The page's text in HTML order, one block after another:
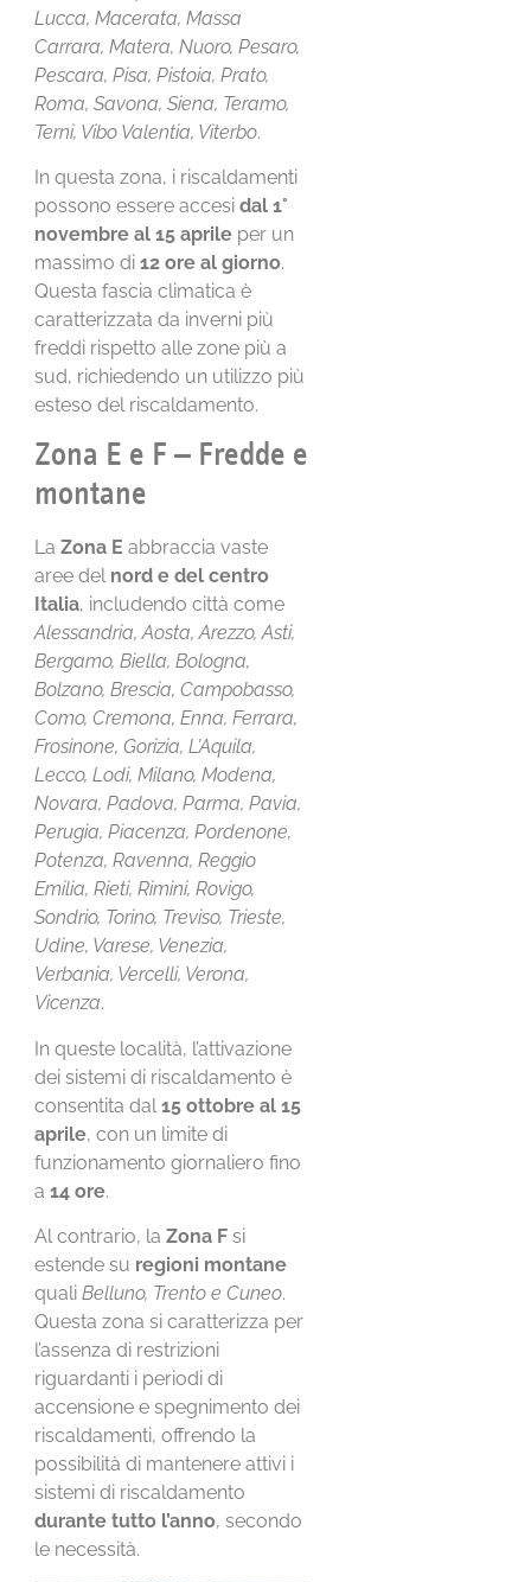
Lucca, Macerata, Massa
Carrara, Matera, Nuoro, Pesaro,
Pescara, Pisa, Pistoia, Prato,
Roma, Savona, Siena, Teramo,
Terni, Vibo Valentia, Viterbo.
In questa zona, i riscaldamenti
possono essere accesidal 1°
novembre al 15 aprile per un
massimo di12 ore al giorno.
Questa fascia climatica è
caratterizzata da inverni più
freddi rispetto alle zone più a
sud, richiedendo un utilizzo più
esteso del riscaldamento.
Zona E e F – Fredde e
montane
LaZona E abbraccia vaste
aree delnord e del centro
Italia, includendo città come
Alessandria, Aosta, Arezzo, Asti,
Bergamo, Biella, Bologna,
Bolzano, Brescia, Campobasso,
Como, Cremona, Enna, Ferrara,
Frosinone, Gorizia, L’Aquila,
Lecco, Lodi, Milano, Modena,
Novara, Padova, Parma, Pavia,
Perugia, Piacenza, Pordenone,
Potenza, Ravenna, Reggio
Emilia, Rieti, Rimini, Rovigo,
Sondrio, Torino, Treviso, Trieste,
Udine, Varese, Venezia,
Verbania, Vercelli, Verona,
Vicenza.
In queste località, l’attivazione
dei sistemi di riscaldamento è
consentita dal15 ottobre al 15
aprile, con un limite di
funzionamento giornaliero fino
a14 ore.
Al contrario, laZona F si
estende su regioni montane
qualiBelluno, Trento e Cuneo.
Questa zona si caratterizza per
l’assenza di restrizioni
riguardanti i periodi di
accensione e spegnimento dei
riscaldamenti, offrendo la
possibilità di mantenere attivi i
sistemi di riscaldamento
durante tutto l’anno, secondo
le necessità.